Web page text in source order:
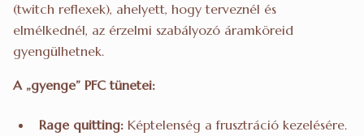
(twitch reflexek), ahelyett, hogy terveznél és
elmélkednél, az érzelmi szabályozó áramköreid
gyengülhetnek.
A „gyenge” PFC tünetei:
Rage quitting: Képtelenség a frusztráció kezelésére.